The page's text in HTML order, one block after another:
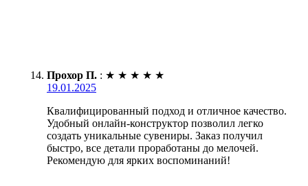
Прохор П. : ★ ★ ★ ★ ★
19.01.2025
Квалифицированный подход и отличное качество.
Удобный онлайн-конструктор позволил легко
создать уникальные сувениры. Заказ получил
быстро, все детали проработаны до мелочей.
Рекомендую для ярких воспоминаний!